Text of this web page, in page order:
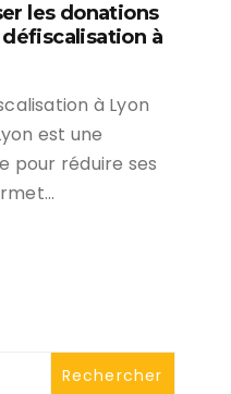
les donations
à
à Lyon
est une
pour réduire ses